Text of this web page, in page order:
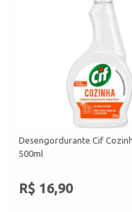
Desengordurante Cif
500ml
R$ 16,90